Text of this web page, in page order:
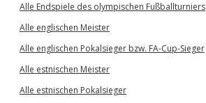
Alle Endspiele des olympischen Fußballturniers
Alle englischen Meister
Alle englischen Pokalsieger bzw. FA-Cup-Sieger
Alle estnischen Meister
Alle estnischen Pokalsieger